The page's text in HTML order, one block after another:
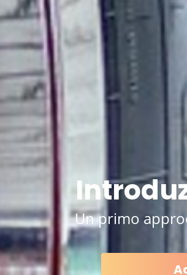
Un primo